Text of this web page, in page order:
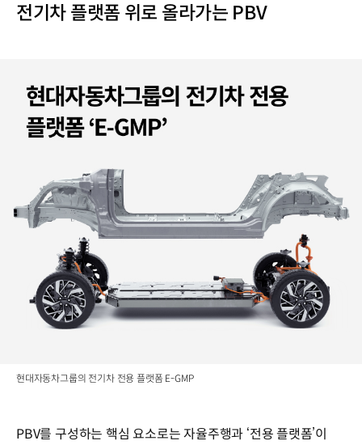
전기차 플랫폼 위로 올라가는 PBV
현대자동차그룹의 전기차 전용 플랫폼 E-GMP
PBV를 구성하는 핵심 요소로는 자율주행과 ‘전용 플랫폼’이